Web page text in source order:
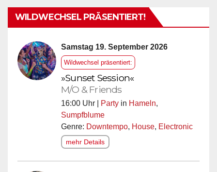
WILDWECHSEL PRÄSENTIERT!
Samstag 19. September 2026
Wildwechsel präsentiert:
»Sunset Session«
M/O & Friends
16:00 Uhr | Party in Hameln,
Sumpfblume
Genre: Downtempo, House, Electronic
mehr Details